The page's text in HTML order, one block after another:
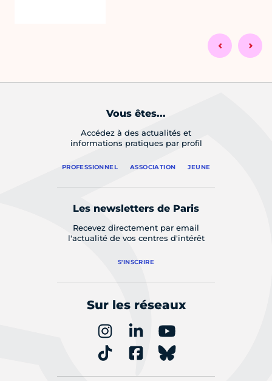
Vous êtes...
Accédez à des actualités et
informations pratiques par profil
PROFESSIONNEL ASSOCIATION JEUNE
Les newsletters de Paris
Recevez directement par email
l'actualité de vos centres d'intérêt
S'INSCRIRE
Sur les réseaux